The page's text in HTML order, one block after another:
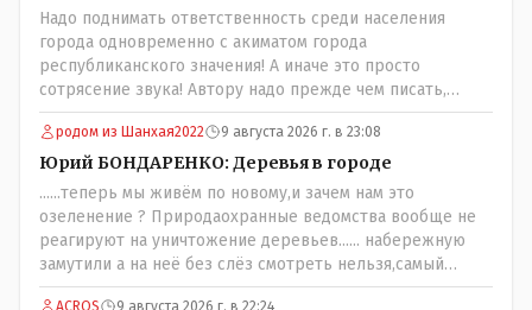
Надо поднимать ответственность среди населения
города одновременно с акиматом города
республиканского значения! А иначе это просто
сотрясение звука! Автору надо прежде чем писать,
необходимо самому обратиться в ЖКХ акимата и
разобраться прежде чем своей статьей провоцировать
население города!
родом из Шанхая2022 9 августа 2026 г. в 23:08
Юрий БОНДАРЕНКО: Деревья в городе
......теперь мы живём по новому,и зачем нам это
озеленение ? Природаохранные ведомства вообще не
реагируют на уничтожение деревьев...... набережную
замутили а на неё без слёз смотреть нельзя,самый
наивысший уровень рукопопства наших
ACROS 9 августа 2026 г. в 22:24